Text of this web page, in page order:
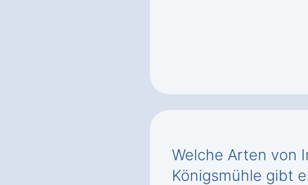
Welche Arten von
Königsmühle gibt